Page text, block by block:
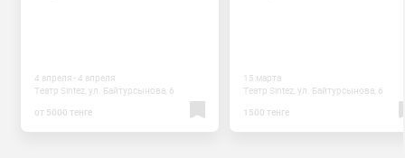
4 апреля - 4 апреля
Театр Sintez, ул. Байтурсынова, 6
от 5000 тенге
15 марта
Театр Sintez, ул. Байтурсынова, 6
1500 тенге